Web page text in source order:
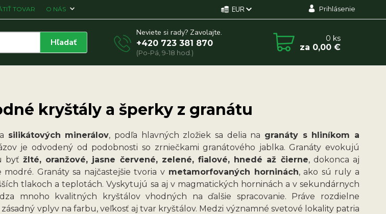
TOVAR O NÁS EUR Prihlásenie
Hľadať
Neviete si rady? Zavolajte.
+420 723 381 870
(Po-Pá, 9-18 hod.)
0 ks
za 0,00 €
kryštály a šperky z granátu
silikátových minerálov, podľa hlavných zložiek sa delia na granáty s hliníkom a
je odvodený od podobnosti so zrniečkami granátového jablka. Granáty evokujú
byť žlté, oranžové, jasne červené, zelené, fialové, hnedé až čierne, dokonca aj
modré. Granáty sa najčastejšie tvoria vmetamorfovaných horninách, ako sú ruly a
tlakoch a teplotách. Vyskytujú sa aj v magmatických horninách a v sekundárnych
mnoho kvalitných kryštálov vhodných na ďalšie spracovanie. Práve rozdielne
vplyv na farbu, veľkosť aj tvar kryštálov. Medzi významné svetové lokality patria